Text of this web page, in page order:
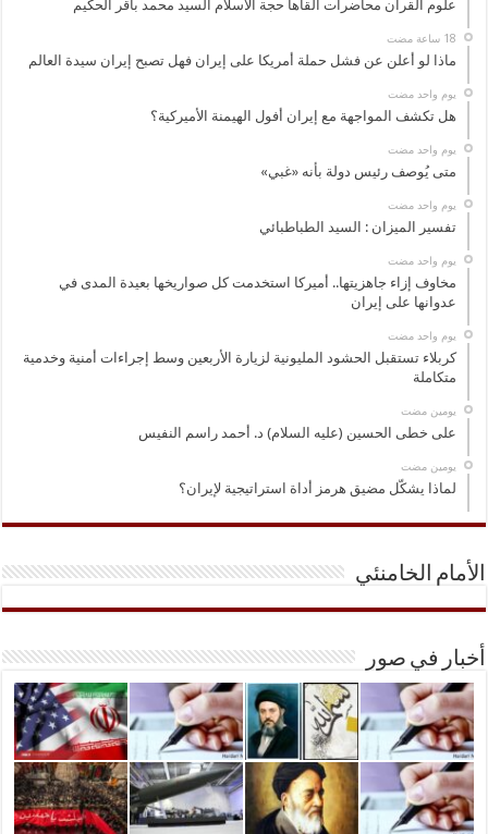
علوم القرآن محاضرات القاها حجة الاسلام السيد محمد باقر الحكيم
ماذا لو أعلن عن فشل حملة أمريكا على إيران فهل تصبح إيران سيدة العالم
‏يوم واحد مضت
هل تكشف المواجهة مع إيران أفول الهيمنة الأميركية؟
‏يوم واحد مضت
متى يُوصف رئيس دولة بأنه «غبي»
‏يوم واحد مضت
تفسير الميزان : السيد الطباطبائي
‏يوم واحد مضت
مخاوف إزاء جاهزيتها.. أميركا استخدمت كل صواريخها بعيدة المدى في
عدوانها على إيران
‏يوم واحد مضت
كربلاء تستقبل الحشود المليونية لزيارة الأربعين وسط إجراءات أمنية وخدمية
متكاملة
‏يومين مضت
على خطى الحسين (عليه السلام) د. أحمد راسم النفيس
‏يومين مضت
لماذا يشكّل مضيق هرمز أداة استراتيجية لإيران؟
الأمام الخامنئي
أخبار في صور